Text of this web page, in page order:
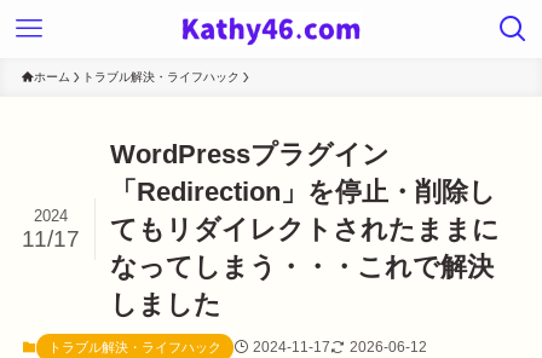
ホーム トラブル解決・ライフハック
WordPressプラグイン
「Redirection」を停止・削除し
てもリダイレクトされたままに
なってしまう・・・これで解決
しました
2024
11/17
トラブル解決・ライフハック 2024-11-17 2026-06-12